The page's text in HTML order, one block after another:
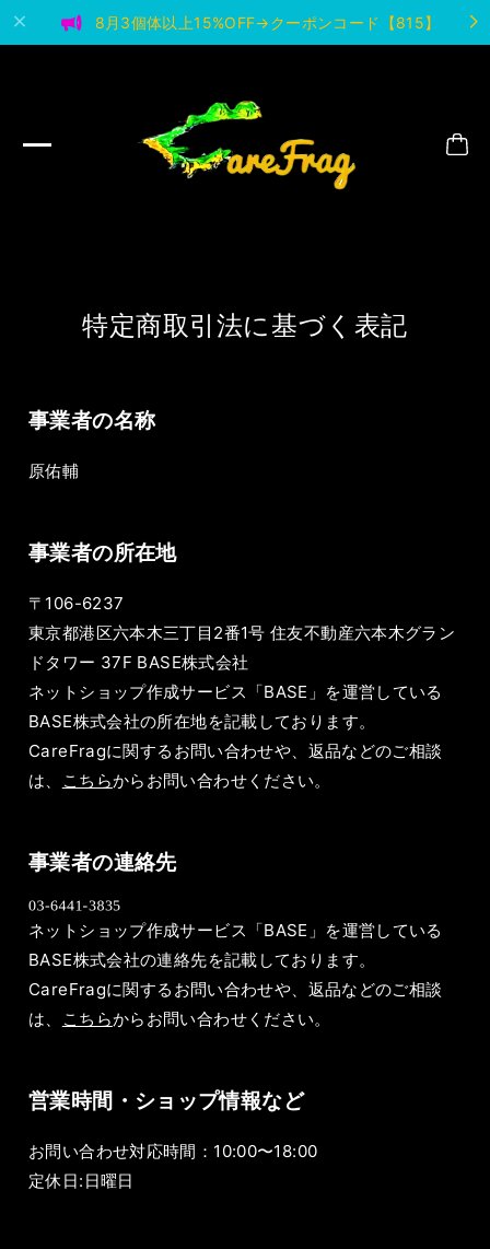
8月3個体以上15%OFF→クーポンコード【815】
特定商取引法に基づく表記
事業者の名称
原佑輔
事業者の所在地
〒106-6237
東京都港区六本木三丁目2番1号 住友不動産六本木グラン
ドタワー 37F BASE株式会社
ネットショップ作成サービス「BASE」を運営している
BASE株式会社の所在地を記載しております。
CareFragに関するお問い合わせや、返品などのご相談
は、
こちらからお問い合わせください。
事業者の連絡先
ネットショップ作成サービス「BASE」を運営している
BASE株式会社の連絡先を記載しております。
CareFragに関するお問い合わせや、返品などのご相談
は、
こちらからお問い合わせください。
営業時間・ショップ情報など
お問い合わせ対応時間：10:00〜18:00
定休日:日曜日